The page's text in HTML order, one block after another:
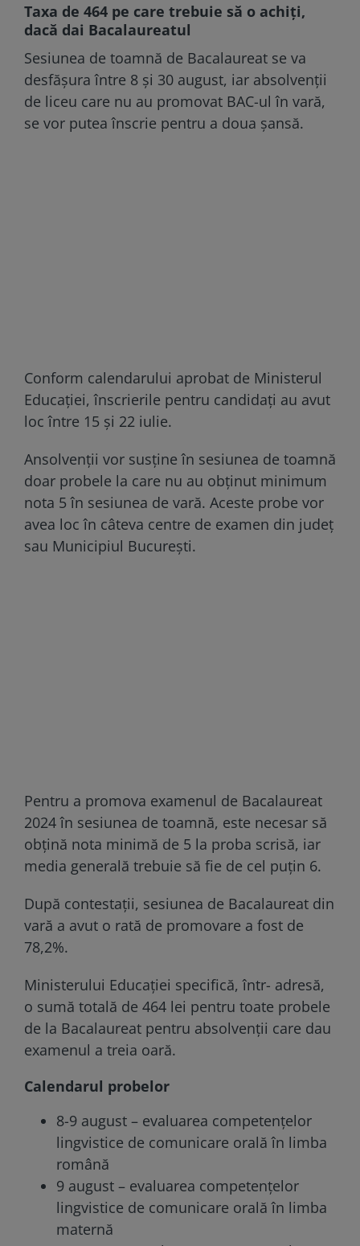
Taxa de 464 pe care trebuie să o achiți,
dacă dai Bacalaureatul
Sesiunea de toamnă de Bacalaureat se va
desfășura între 8 și 30 august, iar absolvenții
de liceu care nu au promovat BAC-ul în vară,
se vor putea înscrie pentru a doua șansă.
Conform calendarului aprobat de Ministerul
Educației, înscrierile pentru candidați au avut
loc între 15 și 22 iulie.
Ansolvenții vor susține în sesiunea de toamnă
doar probele la care nu au obținut minimum
nota 5 în sesiunea de vară. Aceste probe vor
avea loc în câteva centre de examen din județ
sau Municipiul București.
Pentru a promova examenul de Bacalaureat
2024 în sesiunea de toamnă, este necesar să
obțină nota minimă de 5 la proba scrisă, iar
media generală trebuie să fie de cel puțin 6.
După contestații, sesiunea de Bacalaureat din
vară a avut o rată de promovare a fost de
78,2%.
Ministerului Educației specifică, într- adresă,
o sumă totală de 464 lei pentru toate probele
de la Bacalaureat pentru absolvenții care dau
examenul a treia oară.
Calendarul probelor
8-9 august – evaluarea competenţelor
lingvistice de comunicare orală în limba
română
9 august – evaluarea competenţelor
lingvistice de comunicare orală în limba
maternă